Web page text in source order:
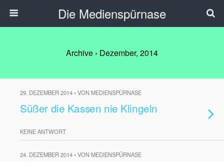
Die Medienspürnase
Archive › Dezember, 2014
29. DEZEMBER 2014 • VON MEDIENSPÜRNASE
Süßer die Kassen nie Klingeln
KEINE ANTWORT
24. DEZEMBER 2014 • VON MEDIENSPÜRNASE